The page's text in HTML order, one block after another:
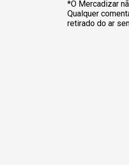
*O Mercadizar
Qualquer
retirado do ar